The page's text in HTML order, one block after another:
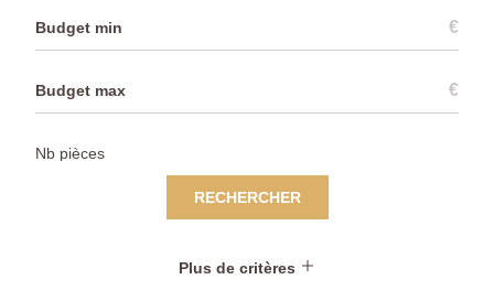
€
€
RECHERCHER
Plus de critères